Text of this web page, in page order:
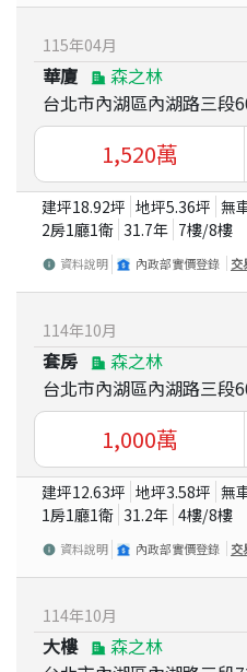
115年04月
華廈
森之林
台北市內湖區內湖路三段
1,520萬
建坪18.92坪 地坪5.36坪 無
2房1廳1衛 31.7年 7樓/8樓
資料說明 內政部實價登錄 交
114年10月
套房
森之林
台北市內湖區內湖路三段
1,000萬
建坪12.63坪 地坪3.58坪 無
1房1廳1衛 31.2年 4樓/8樓
資料說明 內政部實價登錄 交
114年10月
大樓
森之林